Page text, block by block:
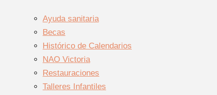
Ayuda sanitaria
Becas
Histórico de Calendarios
NAO Victoria
Restauraciones
Talleres Infantiles